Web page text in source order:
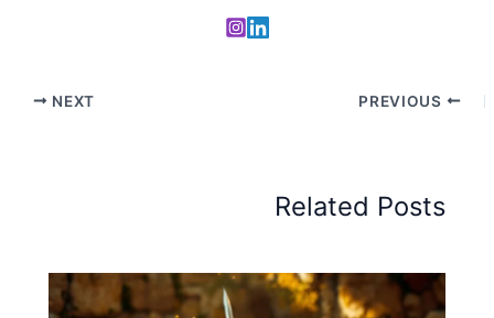
NEXT
Related Posts